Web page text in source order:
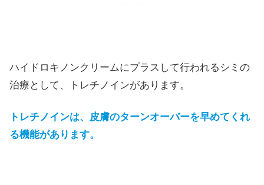
ハイドロキノンクリームにプラスして行われるシミの
治療として、トレチノインがあります。
トレチノインは、皮膚のターンオーバーを早めてくれ
る機能があります。